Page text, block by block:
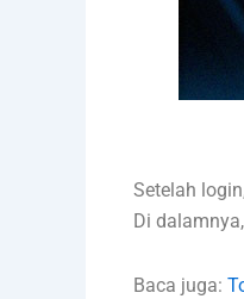
Setelah
Di
Baca juga: